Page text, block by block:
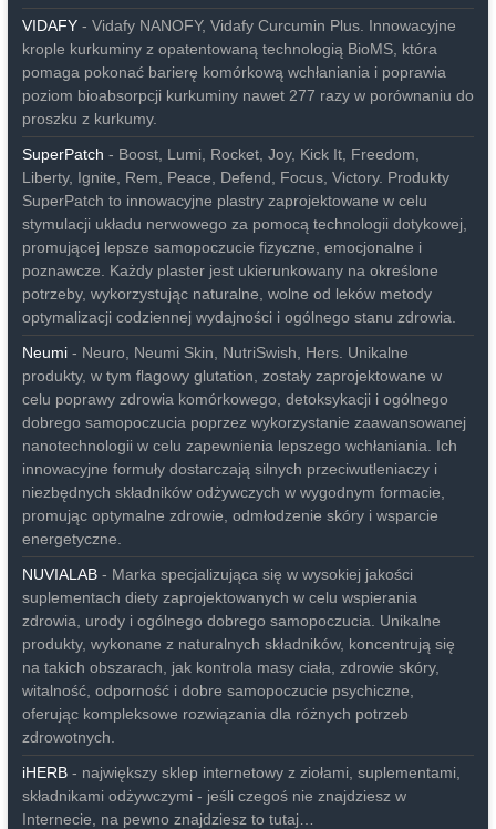
VIDAFY- Vidafy NANOFY, Vidafy Curcumin Plus. Innowacyjne
krople kurkuminy z opatentowaną technologią BioMS, która
pomaga pokonać barierę komórkową wchłaniania i poprawia
poziom bioabsorpcji kurkuminy nawet 277 razy w porównaniu do
proszku z kurkumy.
SuperPatch - Boost, Lumi, Rocket, Joy, Kick It, Freedom,
Liberty, Ignite, Rem, Peace, Defend, Focus, Victory. Produkty
SuperPatch to innowacyjne plastry zaprojektowane w celu
stymulacji układu nerwowego za pomocą technologii dotykowej,
promującej lepsze samopoczucie fizyczne, emocjonalne i
poznawcze. Każdy plaster jest ukierunkowany na określone
potrzeby, wykorzystując naturalne, wolne od leków metody
optymalizacji codziennej wydajności i ogólnego stanu zdrowia.
Neumi- Neuro, Neumi Skin, NutriSwish, Hers. Unikalne
produkty, w tym flagowy glutation, zostały zaprojektowane w
celu poprawy zdrowia komórkowego, detoksykacji i ogólnego
dobrego samopoczucia poprzez wykorzystanie zaawansowanej
nanotechnologii w celu zapewnienia lepszego wchłaniania. Ich
innowacyjne formuły dostarczają silnych przeciwutleniaczy i
niezbędnych składników odżywczych w wygodnym formacie,
promując optymalne zdrowie, odmłodzenie skóry i wsparcie
energetyczne.
NUVIALAB- Marka specjalizująca się w wysokiej jakości
suplementach diety zaprojektowanych w celu wspierania
zdrowia, urody i ogólnego dobrego samopoczucia. Unikalne
produkty, wykonane z naturalnych składników, koncentrują się
na takich obszarach, jak kontrola masy ciała, zdrowie skóry,
witalność, odporność i dobre samopoczucie psychiczne,
oferując kompleksowe rozwiązania dla różnych potrzeb
zdrowotnych.
iHERB- największy sklep internetowy z ziołami, suplementami,
składnikami odżywczymi - jeśli czegoś nie znajdziesz w
Internecie, na pewno znajdziesz to tutaj…